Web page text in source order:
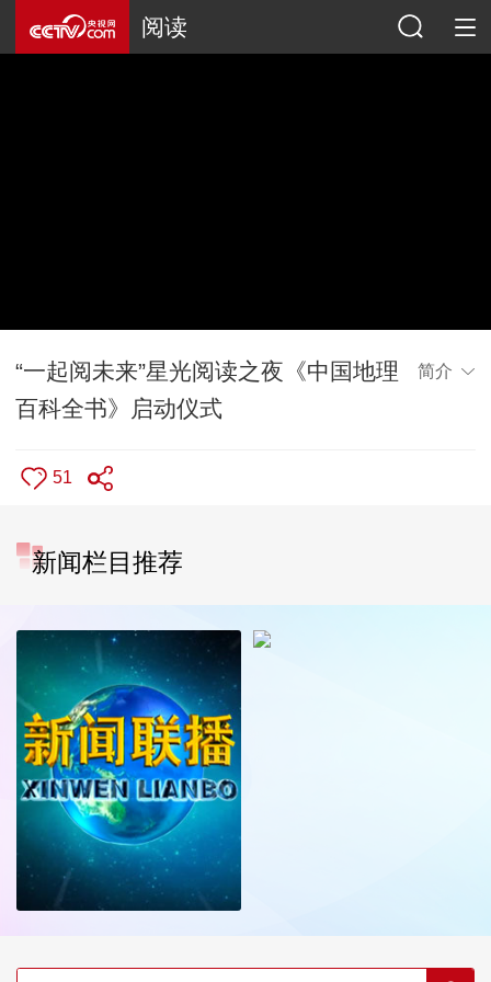
阅读
“一起阅未来”星光阅读之夜《中国地理
百科全书》启动仪式
简介
51
新闻栏目推荐